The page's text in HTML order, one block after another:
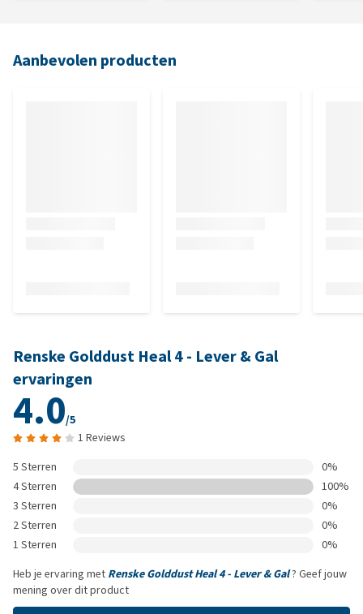
Aanbevolen producten
Renske Golddust Heal 4 - Lever & Gal
ervaringen
4.0/5
1 Reviews
5 Sterren
0%
4 Sterren
100%
3 Sterren
0%
2 Sterren
0%
1 Sterren
0%
Heb je ervaring met Renske Golddust Heal 4 - Lever & Gal? Geef jouw
mening over dit product